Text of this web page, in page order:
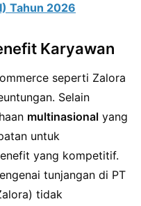
Tahun 2026
Karyawan
seperti Zalora
Selain
multinasional yang
untuk
yang kompetitif.
tunjangan di PT
tidak